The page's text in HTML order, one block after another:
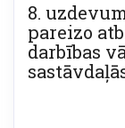
8.
pareizo
darbības